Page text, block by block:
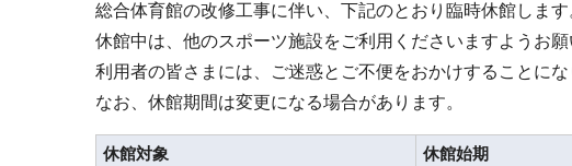
総合体育館の改修工事に伴い、下記のとおり臨時休館します
休館中は、他のスポーツ施設をご利用くださいますようお願
利用者の皆さまには、ご迷惑とご不便をおかけすることに
なお、休館期間は変更になる場合があります。
休館対象 休館始期